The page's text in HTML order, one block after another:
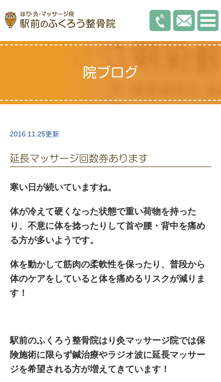
院ブログ
2016.11.25更新
延長マッサージ回数券あります
寒い日が続いていますね。
体が冷えて硬くなった状態で重い荷物を持った
り、不意に体を捻ったりして首や腰・背中を痛め
る方が多いようです。
体を動かして筋肉の柔軟性を保ったり、普段から
体のケアをしていると体を痛めるリスクが減りま
す！
駅前のふくろう整骨院はり灸マッサージ院では保
険施術に限らず鍼治療やラジオ波に延長マッサー
ジを希望される方が増えてきています！